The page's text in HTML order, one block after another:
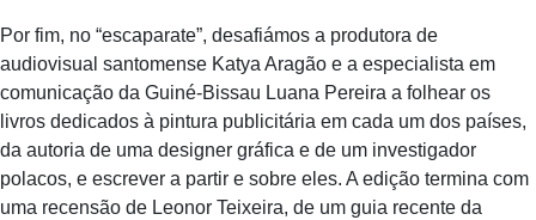
Por fim, no “escaparate”, desafiámos a produtora de
audiovisual santomense Katya Aragão e a especialista em
comunicação da Guiné-Bissau Luana Pereira a folhear os
livros dedicados à pintura publicitária em cada um dos países,
da autoria de uma designer gráfica e de um investigador
polacos, e escrever a partir e sobre eles. A edição termina com
uma recensão de Leonor Teixeira, de um guia recente da